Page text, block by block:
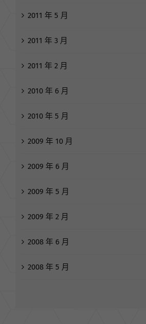
2011 年 5 月
2011 年 3 月
2011 年 2 月
2010 年 6 月
2010 年 5 月
2009 年 10 月
2009 年 6 月
2009 年 5 月
2009 年 2 月
2008 年 6 月
2008 年 5 月